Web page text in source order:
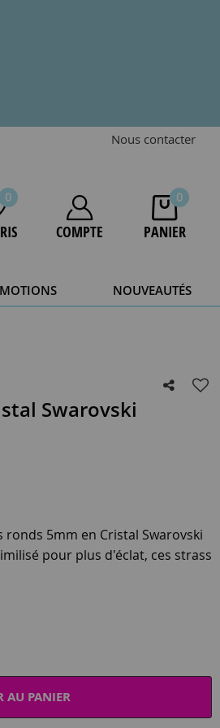
Nous contacter
0
COMPTE
0
PANIER
NOUVEAUTÉS
Swarovski
5mm en Cristal Swarovski
pour plus d'éclat, ces strass
AU PANIER